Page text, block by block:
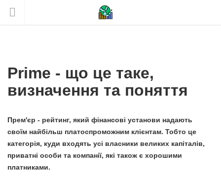
Prime - що це таке,
визначення та поняття
Прем'єр - рейтинг, який фінансові установи надають
своїм найбільш платоспроможним клієнтам. Тобто це
категорія, куди входять усі власники великих капіталів,
приватні особи та компанії, які також є хорошими
платниками.